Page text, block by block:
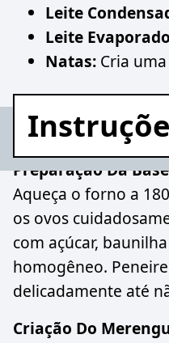
Leite
Leite
Natas: Cria
Preparação Da
Aqueça o forno a
os ovos
com açúcar,
homogêneo.
delicadamente até
Criação Do